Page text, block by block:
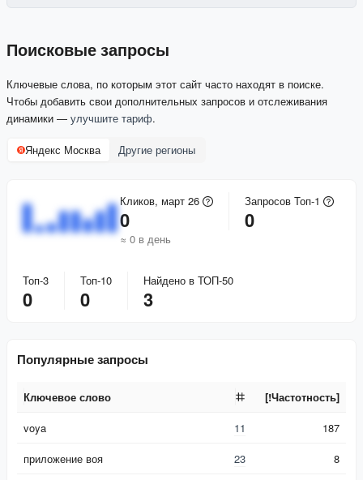
Поисковые запросы
Ключевые слова, по которым этот сайт часто находят в поиске.
Чтобы добавить свои дополнительных запросов и отслеживания
динамики — улучшите тариф.
Яндекс Москва Другие регионы
Кликов, март 26
0
≈ 0 в день
Запросов Топ-1
0
Топ-3
0
Топ-10
0
Найдено в ТОП-50
3
Популярные запросы
Ключевое слово
[!Частотность]
voya 11
187
приложение воя
23
8